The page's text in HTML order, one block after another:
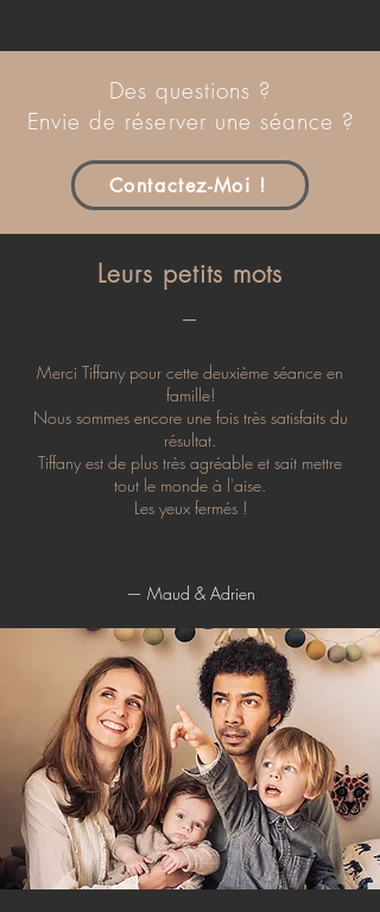
Des questions ?
Envie de réserver une séance ?
Contactez-Moi !
Leurs petits mots
Merci Tiffany pour cette deuxième séance en
famille!
Nous sommes encore une fois très satisfaits du
résultat.
Tiffany est de plus très agréable et sait mettre
tout le monde à l'aise.
Les yeux fermés !
— Maud & Adrien